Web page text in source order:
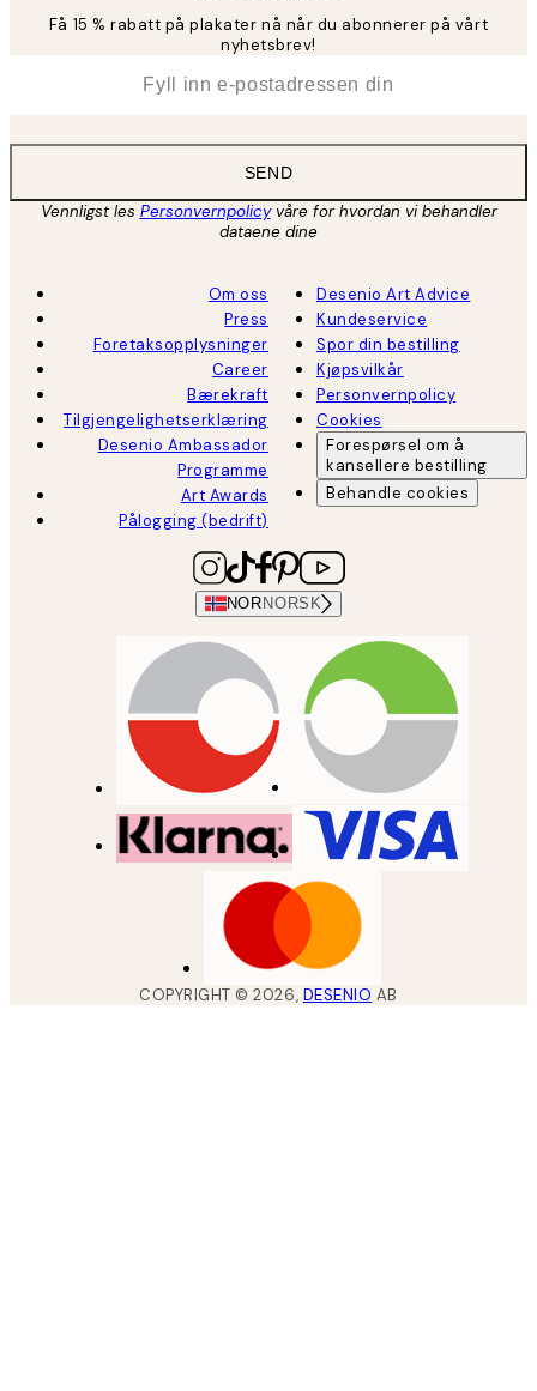
Få 15 % rabatt på plakater nå når du abonnerer på vårt
nyhetsbrev!
SEND
Vennligst les Personvernpolicyvåre for hvordan vi behandler
dataene dine
Om oss
Press
Foretaksopplysninger
Career
Bærekraft
Tilgjengelighetserklæring
Desenio Ambassador
Programme
Art Awards
Pålogging (bedrift)
Desenio Art Advice
Kundeservice
Spor din bestilling
Kjøpsvilkår
Personvernpolicy
Cookies
Forespørsel om å
kansellere bestilling
Behandle cookies
NOR NORSK
COPYRIGHT ©2026, DESENIO AB